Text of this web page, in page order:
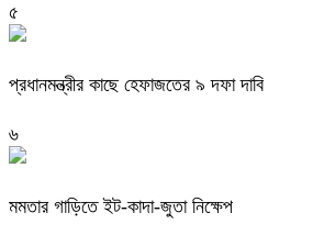
৫
প্রধানমন্ত্রীর কাছে হেফাজতের ৯ দফা দাবি
৬
মমতার গাড়িতে ইট-কাদা-জুতা নিক্ষেপ